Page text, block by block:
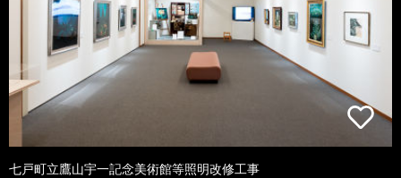
七戸町立鷹山宇一記念美術館等照明改修工事